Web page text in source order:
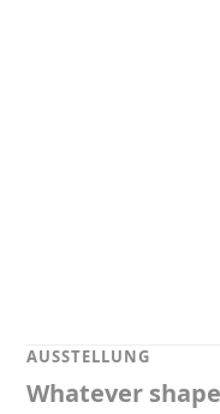
AUSSTELLUNG
Whatever